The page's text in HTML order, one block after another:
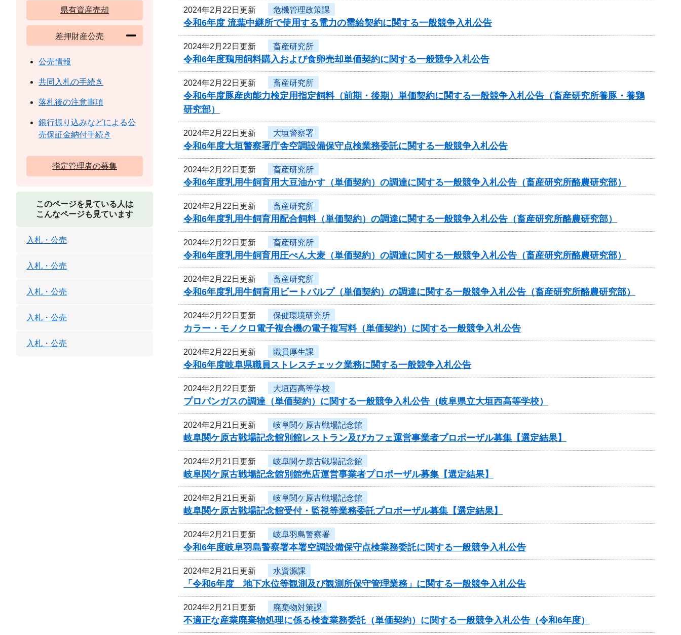
2024年2月22日更新 危機管理政策課
令和6年度 流葉中継所で使用する電力の需給契約に関する一般競争入札公告
2024年2月22日更新 畜産研究所
令和6年度鶏用飼料購入および食卵売却単価契約に関する一般競争入札公告
2024年2月22日更新 畜産研究所
令和6年度豚産肉能力検定用指定飼料（前期・後期）単価契約に関する一般競争入札公告（畜産研究所養豚・養鶏
研究部）
2024年2月22日更新 大垣警察署
令和6年度大垣警察署庁舎空調設備保守点検業務委託に関する一般競争入札公告
2024年2月22日更新 畜産研究所
令和6年度乳用牛飼育用大豆油かす（単価契約）の調達に関する一般競争入札公告（畜産研究所酪農研究部）
2024年2月22日更新 畜産研究所
令和6年度乳用牛飼育用配合飼料（単価契約）の調達に関する一般競争入札公告（畜産研究所酪農研究部）
2024年2月22日更新 畜産研究所
令和6年度乳用牛飼育用圧ぺん大麦（単価契約）の調達に関する一般競争入札公告（畜産研究所酪農研究部）
2024年2月22日更新 畜産研究所
令和6年度乳用牛飼育用ビートパルプ（単価契約）の調達に関する一般競争入札公告（畜産研究所酪農研究部）
2024年2月22日更新 保健環境研究所
カラー・モノクロ電子複合機の電子複写料（単価契約）に関する一般競争入札公告
2024年2月22日更新 職員厚生課
令和6年度岐阜県職員ストレスチェック業務に関する一般競争入札公告
2024年2月22日更新 大垣西高等学校
プロパンガスの調達（単価契約）に関する一般競争入札公告（岐阜県立大垣西高等学校）
2024年2月21日更新 岐阜関ケ原古戦場記念館
岐阜関ケ原古戦場記念館別館レストラン及びカフェ運営事業者プロポーザル募集【選定結果】
2024年2月21日更新 岐阜関ケ原古戦場記念館
岐阜関ケ原古戦場記念館別館売店運営事業者プロポーザル募集【選定結果】
2024年2月21日更新 岐阜関ケ原古戦場記念館
岐阜関ケ原古戦場記念館受付・監視等業務委託プロポーザル募集【選定結果】
2024年2月21日更新 岐阜羽島警察署
令和6年度岐阜羽島警察署本署空調設備保守点検業務委託に関する一般競争入札公告
2024年2月21日更新 水資源課
「令和6年度 地下水位等観測及び観測所保守管理業務」に関する一般競争入札公告
2024年2月21日更新 廃棄物対策課
不適正な産業廃棄物処理に係る検査業務委託（単価契約）に関する一般競争入札公告（令和6年度）
県有資産売却
差押財産公売
公売情報
共同入札の手続き
落札後の注意事項
銀行振り込みなどによる公
売保証金納付手続き
指定管理者の募集
このページを見ている人は
こんなページも見ています
入札・公売
入札・公売
入札・公売
入札・公売
入札・公売